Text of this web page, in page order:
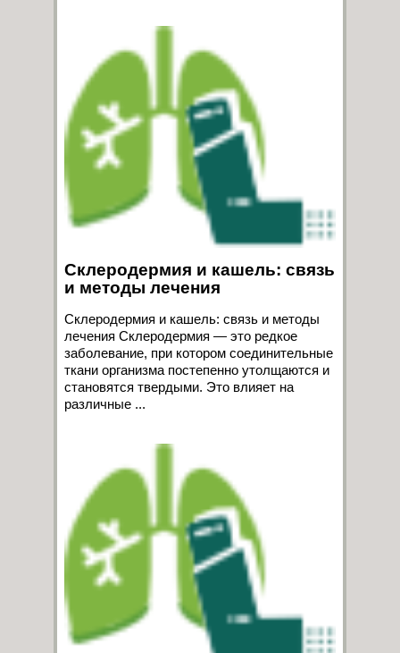
Склеродермия и кашель: связь
и методы лечения
Склеродермия и кашель: связь и методы
лечения Склеродермия — это редкое
заболевание, при котором соединительные
ткани организма постепенно утолщаются и
становятся твердыми. Это влияет на
различные ...